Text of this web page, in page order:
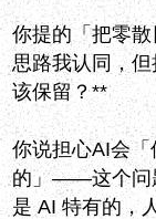
你提的「把零
思路我认同，
该保留？**
你说担心AI会
的」——这个问
是 AI 特有的，